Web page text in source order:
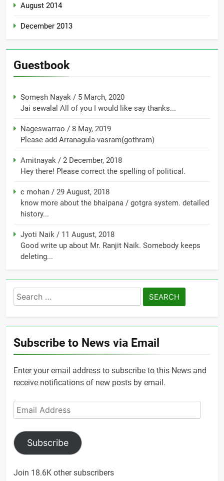
August 2014
December 2013
Guestbook
Somesh Nayak / 5 March, 2020
Jai sewalal All of you I would like say thanks...
Nageswarrao / 8 May, 2019
Please add Arranagula-vasram(gothram)
Amitnayak / 2 December, 2018
Hey there! Please correct the spelling of political.
c mohan / 29 August, 2018
know more about the bhaipana / gotgra system. detailed
history...
Jyoti Naik / 11 August, 2018
Good write up about Mr. Ranjit Naik. Somebody keeps
deleting...
Search
for:
Subscribe to News via Email
Enter your email address to subscribe to this News and
receive notifications of new posts by email.
Email
Address
Subscribe
Join 18.6K other subscribers